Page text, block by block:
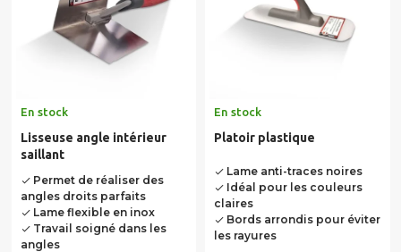
En stock
Lisseuse angle intérieur
saillant
donePermet de réaliser des
angles droits parfaits
doneLame flexible en inox
doneTravail soigné dans les
angles
En stock
Platoir plastique
done Lame anti-traces noires
done Idéal pour les couleurs
claires
done Bords arrondis pour éviter
les rayures